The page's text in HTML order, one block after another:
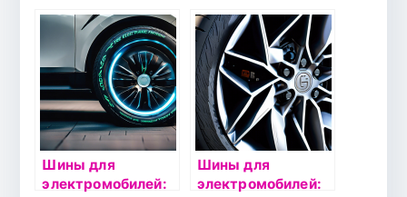
Шины для
электромобилей:
Шины для
электромобилей: